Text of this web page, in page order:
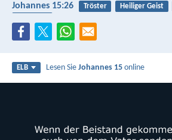
Johannes 15:26 Tröster Heiliger Geist
ELB Lesen SieJohannes 15 online